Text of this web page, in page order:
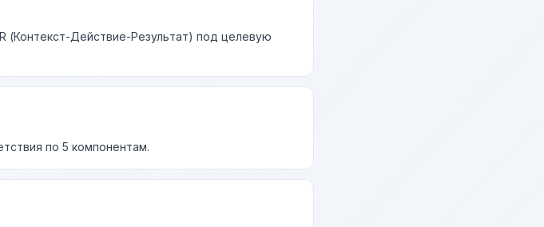
(Контекст-Действие-Результат) под целевую
по 5 компонентам.